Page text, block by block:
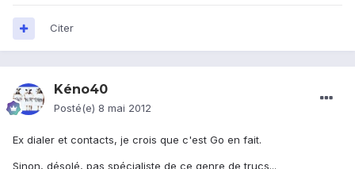
Citer
Kéno40
Posté(e) 8 mai 2012
Ex dialer et contacts, je crois que c'est Go en fait.
Sinon, désolé, pas spécialiste de ce genre de trucs...